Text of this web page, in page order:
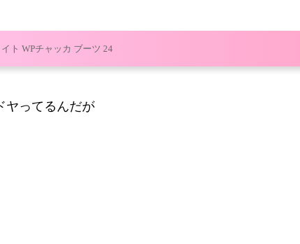
ト WPチャッカ ブーツ 24
ヤってるんだが